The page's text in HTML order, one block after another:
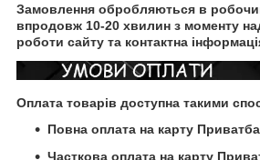
Замовлення обробляються в
впродовж 10-20 хвилин з моменту
роботи сайту та контактна
Оплата товарів доступна такими
Повна оплата на карту
Часткова оплата на карту